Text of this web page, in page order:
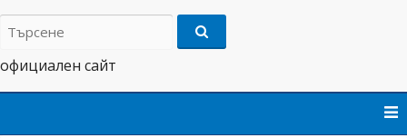
Търсене
официален сайт